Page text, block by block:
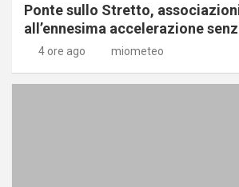
Ponte sullo Stretto,
all’ennesima accelerazione
4 ore ago miometeo